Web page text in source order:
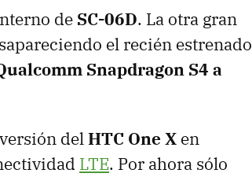
de SC-06D. La otra gran
el recién estrenado
Snapdragon S4 a
delHTC One X en
LTE. Por ahora sólo